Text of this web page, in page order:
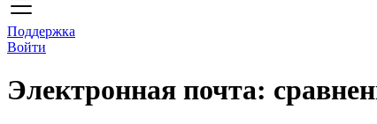
Поддержка
Войти
Электронная почта: